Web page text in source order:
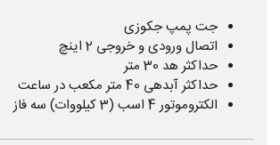
جت پمپ جکوزی
اتصال ورودی و خروجی 2 اینچ
حداکثر هد 30 متر
حداکثر آبدهی 40 متر مکعب در ساعت
الکتروموتور 4 اسب (3 کیلووات) سه فاز